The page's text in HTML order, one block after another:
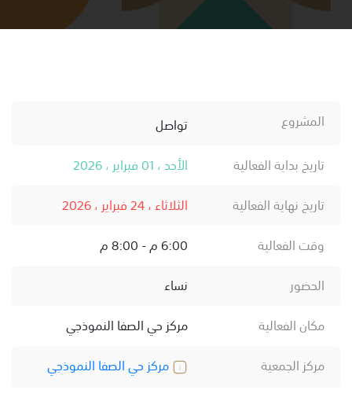
المشروع
تواصل
تاريخ بداية الفعالية
الأحد ، 01 فبراير ، 2026
تاريخ نهاية الفعالية
الثلاثاء ، 24 فبراير ، 2026
وقت الفعالية
6:00 م - 8:00 م
الحضور
نساء
مكان الفعالية
مركز حي الصفا النموذجي
مركز الجمعية
مركز حي الصفا النموذجي